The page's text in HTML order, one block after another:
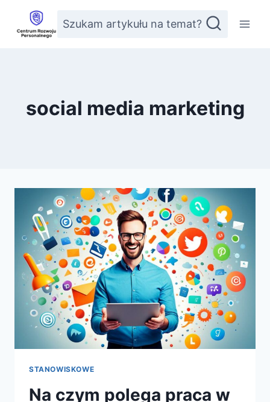
Przejdź
treści
Szukam artykułu na temat?
social media marketing
STANOWISKOWE
Na czym polega praca w